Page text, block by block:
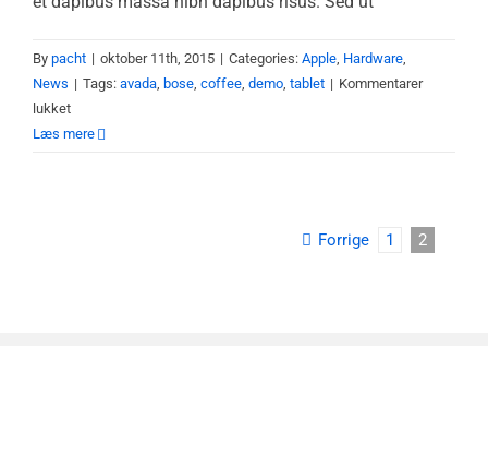
By pacht | oktober 11th, 2015 | Categories: Apple, Hardware,
News | Tags: avada, bose, coffee, demo, tablet | Kommentarer
lukkettil
Quisque
Læs mere
Forrige 1 2